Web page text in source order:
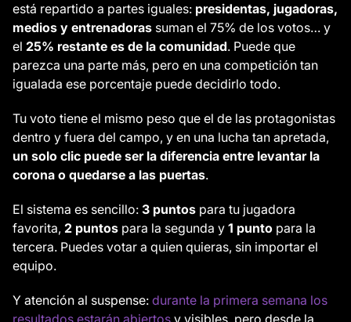
está repartido a partes iguales: presidentas, jugadoras,
medios y entrenadoras suman el 75% de los votos… y
el 25% restante es de la comunidad. Puede que
parezca una parte más, pero en una competición tan
igualada ese porcentaje puede decidirlo todo.
Tu voto tiene el mismo peso que el de las protagonistas
dentro y fuera del campo, y en una lucha tan apretada,
un solo clic puede ser la diferencia entre levantar la
corona o quedarse a las puertas.
El sistema es sencillo: 3 puntos para tu jugadora
favorita, 2 puntos para la segunda y 1 punto para la
tercera. Puedes votar a quien quieras, sin importar el
equipo.
Y atención al suspense: durante la primera semana los
resultados estarán abiertos y visibles, pero desde la